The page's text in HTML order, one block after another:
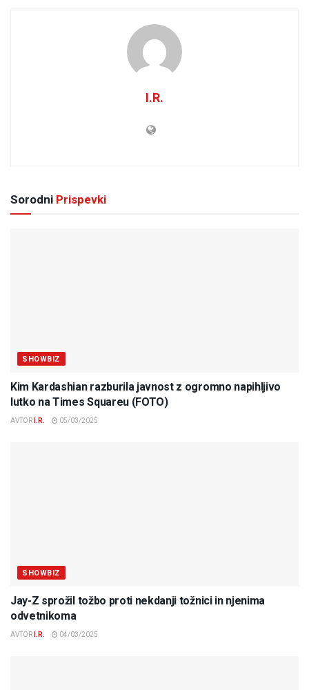
I.R.
Sorodni Prispevki
SHOWBIZ
Kim Kardashian razburila javnost z ogromno napihljivo
lutko na Times Squareu (FOTO)
AVTOR I.R. 05/03/2025
SHOWBIZ
Jay-Z sprožil tožbo proti nekdanji tožnici in njenima
odvetnikoma
AVTOR I.R. 04/03/2025